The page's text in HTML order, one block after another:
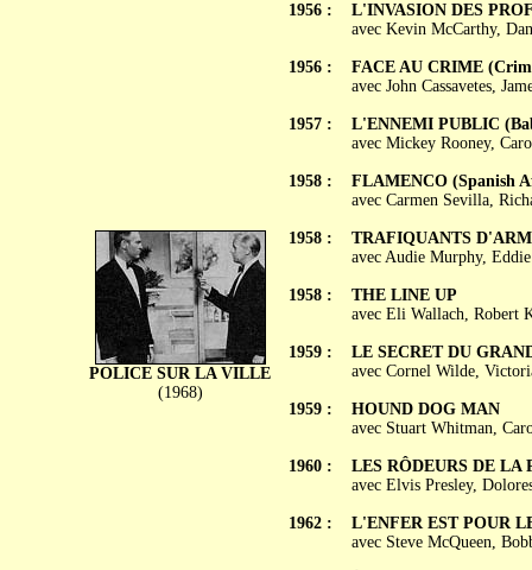
POLICE SUR LA VILLE
(1968)
1956 :
1956 :
1957 :
1958 :
1958 :
1958 :
1959 :
1959 :
1960 :
1962 :
L'INVASION DES
avec Kevin McCarthy,
FACE AU CRIME
avec John Cassavetes,
L'ENNEMI PUBLIC
avec Mickey Rooney,
FLAMENCO (Spanish
avec Carmen Sevilla,
TRAFIQUANTS
avec Audie Murphy,
THE LINE UP
avec Eli Wallach, Robert
LE SECRET DU
avec Cornel Wilde,
HOUND DOG MAN
avec Stuart Whitman,
LES RÔDEURS DE LA
avec Elvis Presley,
L'ENFER EST POUR
avec Steve McQueen,